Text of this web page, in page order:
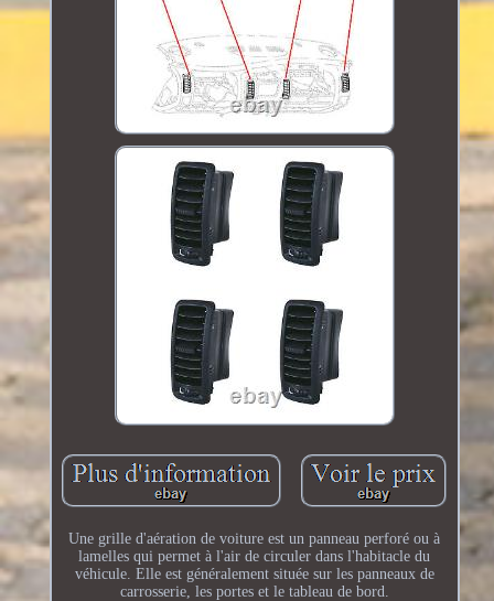
Une grille d'aération de voiture est un panneau perforé ou à
lamelles qui permet à l'air de circuler dans l'habitacle du
véhicule. Elle est généralement située sur les panneaux de
carrosserie, les portes et le tableau de bord.